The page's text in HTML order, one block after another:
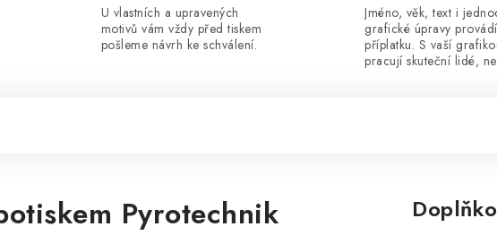
U vlastních a upravených
motivů vám vždy před tiskem
pošleme návrh ke schválení.
Jméno, věk, text i
grafické úpravy
příplatku. S vaší
pracují skuteční lidé,
Pyrotechnik